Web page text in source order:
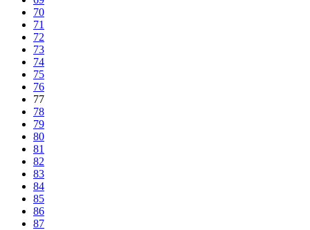
70
71
72
73
74
75
76
77
78
79
80
81
82
83
84
85
86
87